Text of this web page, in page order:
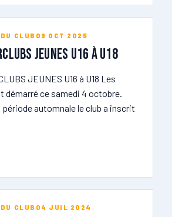
CLUB 09 OCT 2025
JEUNES U16 à U18
JEUNES U16 à U18 Les
démarré ce samedi 4 octobre.
automnale le club a inscrit
CLUB 04 JUIL 2024